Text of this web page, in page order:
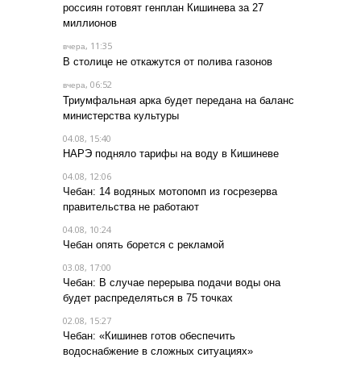
россиян готовят генплан Кишинева за 27
миллионов
вчера, 11:35
В столице не откажутся от полива газонов
вчера, 06:52
Триумфальная арка будет передана на баланс
министерства культуры
04.08, 15:40
НАРЭ подняло тарифы на воду в Кишиневе
04.08, 12:06
Чебан: 14 водяных мотопомп из госрезерва
правительства не работают
04.08, 10:24
Чебан опять борется с рекламой
03.08, 17:00
Чебан: В случае перерыва подачи воды она
будет распределяться в 75 точках
02.08, 15:27
Чебан: «Кишинев готов обеспечить
водоснабжение в сложных ситуациях»